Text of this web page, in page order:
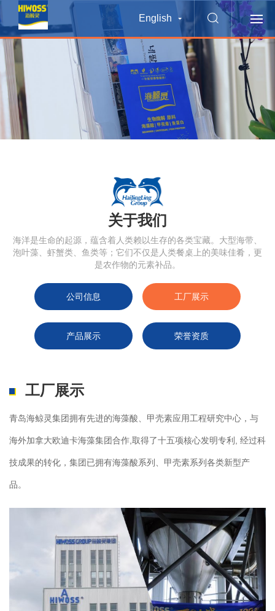
English
关于我们
海洋是生命的起源，蕴含着人类赖以生存的各类宝藏。大型海带、
泡叶藻、虾蟹类、鱼类等；它们不仅是人类餐桌上的美味佳肴，更
是农作物的元素补品。
公司信息 工厂展示
产品展示 荣誉资质
工厂展示
青岛海鲸灵集团拥有先进的海藻酸、甲壳素应用工程研究中心，与
海外加拿大欧迪卡海藻集团合作,取得了十五项核心发明专利, 经过科
技成果的转化，集团已拥有海藻酸系列、甲壳素系列各类新型产
品。